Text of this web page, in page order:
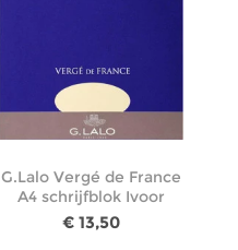
G.Lalo Vergé de France
A4 schrijfblok Ivoor
€ 13,50